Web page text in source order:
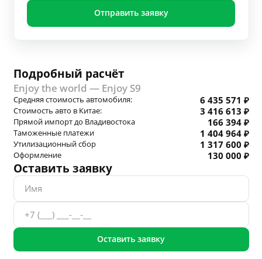
Отправить заявку
Подробный расчёт
Enjoy the world — Enjoy S9
Средняя стоимость автомобиля: 6 435 571 ₽
Стоимость авто в Китае: 3 416 613 ₽
Прямой импорт до Владивостока 166 394 ₽
Таможенные платежи 1 404 964 ₽
Утилизационный сбор 1 317 600 ₽
Оформление 130 000 ₽
Оставить заявку
Оставить заявку